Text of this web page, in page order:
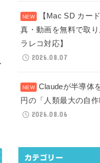
【Mac SD カー
真・動画を無料で取
ラレコ対応】
2026.08.07
Claudeが半導体
円の「人類最大の自
2026.08.06
カテゴリー